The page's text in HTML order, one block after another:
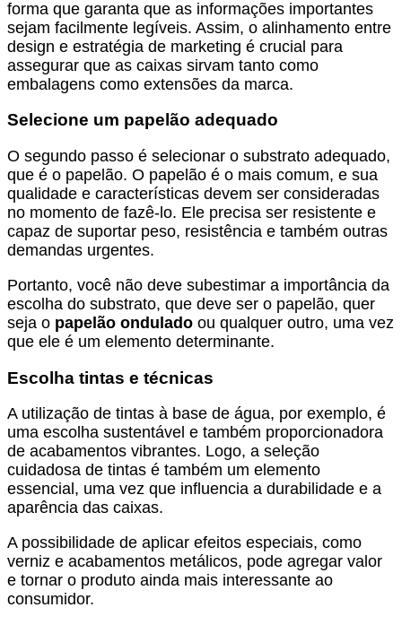
forma que garanta que as informações importantes
sejam facilmente legíveis. Assim, o alinhamento entre
design e estratégia de marketing é crucial para
assegurar que as caixas sirvam tanto como
embalagens como extensões da marca.
Selecione um papelão adequado
O segundo passo é selecionar o substrato adequado,
que é o papelão. O papelão é o mais comum, e sua
qualidade e características devem ser consideradas
no momento de fazê-lo. Ele precisa ser resistente e
capaz de suportar peso, resistência e também outras
demandas urgentes.
Portanto, você não deve subestimar a importância da
escolha do substrato, que deve ser o papelão, quer
seja o papelão ondulado ou qualquer outro, uma vez
que ele é um elemento determinante.
Escolha tintas e técnicas
A utilização de tintas à base de água, por exemplo, é
uma escolha sustentável e também proporcionadora
de acabamentos vibrantes. Logo, a seleção
cuidadosa de tintas é também um elemento
essencial, uma vez que influencia a durabilidade e a
aparência das caixas.
A possibilidade de aplicar efeitos especiais, como
verniz e acabamentos metálicos, pode agregar valor
e tornar o produto ainda mais interessante ao
consumidor.